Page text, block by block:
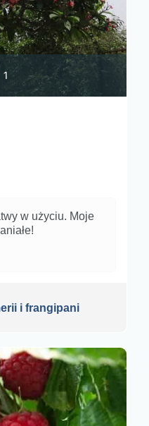
1
w użyciu. Moje
i frangipani